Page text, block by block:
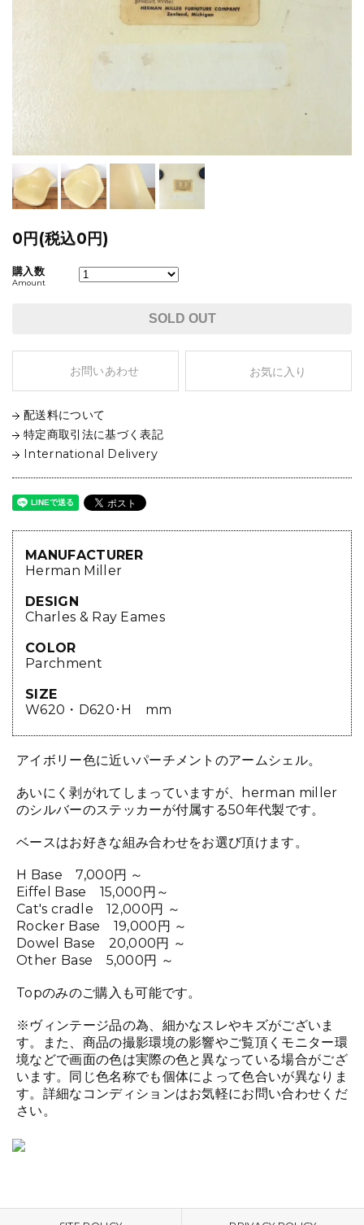
0円(税込0円)
購入数
Amount
SOLD OUT
お問いあわせ お気に入り
配送料について
特定商取引法に基づく表記
International Delivery
MANUFACTURER
Herman Miller
DESIGN
Charles & Ray Eames
COLOR
Parchment
SIZE
W620・D620･H mm
アイボリー色に近いパーチメントのアームシェル。
あいにく剥がれてしまっていますが、herman miller
のシルバーのステッカーが付属する50年代製です。
ベースはお好きな組み合わせをお選び頂けます。
H Base 7,000円 ～
Eiffel Base 15,000円～
Cat's cradle 12,000円 ～
Rocker Base 19,000円 ～
Dowel Base 20,000円 ～
Other Base 5,000円 ～
Topのみのご購入も可能です。
※ヴィンテージ品の為、細かなスレやキズがございま
す。また、商品の撮影環境の影響やご覧頂くモニター環
境などで画面の色は実際の色と異なっている場合がござ
います。同じ色名称でも個体によって色合いが異なりま
す。詳細なコンディションはお気軽にお問い合わせくだ
さい。